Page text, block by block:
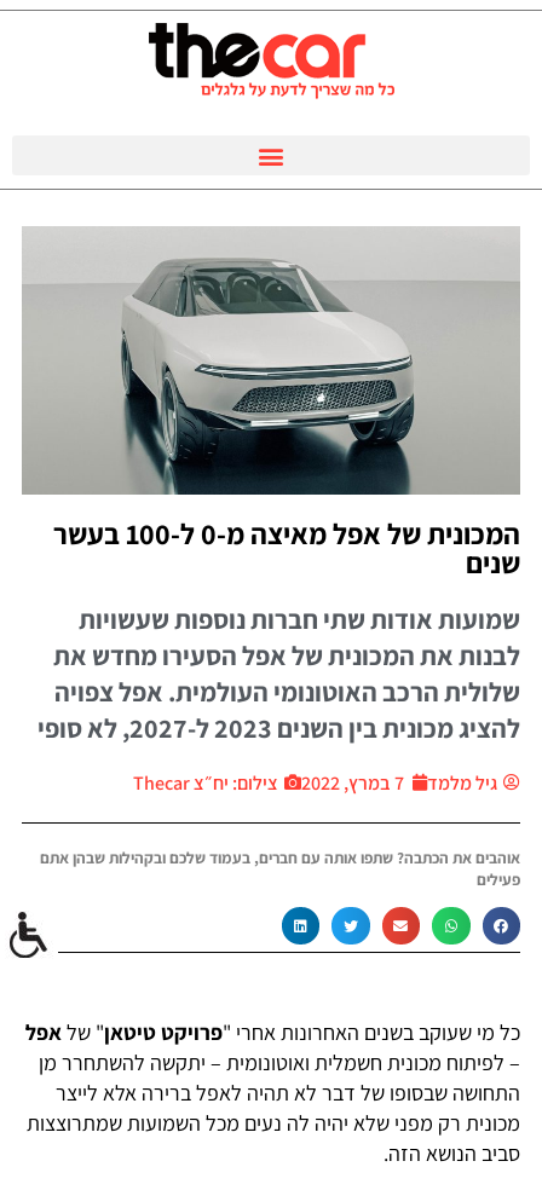
המכונית של אפל מאיצה מ-0 ל-100 בעשר
שנים
שמועות אודות שתי חברות נוספות שעשויות
לבנות את המכונית של אפל הסעירו מחדש את
שלולית הרכב האוטונומי העולמית. אפל צפויה
להציג מכונית בין השנים 2023 ל-2027, לא סופי
גיל מלמד 7 במרץ, 2022 צילום: יח״צ Thecar
אוהבים את הכתבה? שתפו אותה עם חברים, בעמוד שלכם ובקהילות שבהן אתם
פעילים
כל מי שעוקב בשנים האחרונות אחרי "פרויקט טיטאן" שלאפל
– לפיתוח מכונית חשמלית ואוטונומית – יתקשה להשתחרר מן
התחושה שבסופו של דבר לא תהיה לאפל ברירה אלא לייצר
מכונית רק מפני שלא יהיה לה נעים מכל השמועות שמתרוצצות
סביב הנושא הזה.